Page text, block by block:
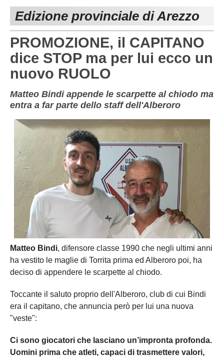
GROSSETO
LIVORNO
LUCCA
MASSA CARRARA
PISA
PRATO
SIENA
Carica la tua Rosa
Le iniziative di TOSCANA GOL
Beach soccer
Rappresentative regionali e provinciali
FIGC Toscana
Calcio femminile
Societa' piu'
Amatori AICS Lucca
NAZIONALI
Edizione provinciale di Arezzo
PROMOZIONE, il CAPITANO
dice STOP ma per lui ecco un
nuovo RUOLO
Matteo Bindi appende le scarpette al chiodo ma
entra a far parte dello staff dell'Alberoro
Matteo Bindi, difensore classe 1990 che negli ultimi anni
ha vestito le maglie di Torrita prima ed Alberoro poi, ha
deciso di appendere le scarpette al chiodo.
Toccante il saluto proprio dell'Alberoro, club di cui Bindi
era il capitano, che annuncia però per lui una nuova
"veste":
Ci sono giocatori che lasciano un’impronta profonda.
Uomini prima che atleti, capaci di trasmettere valori,